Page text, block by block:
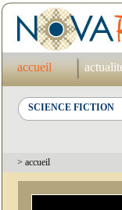
accueil
> accueil